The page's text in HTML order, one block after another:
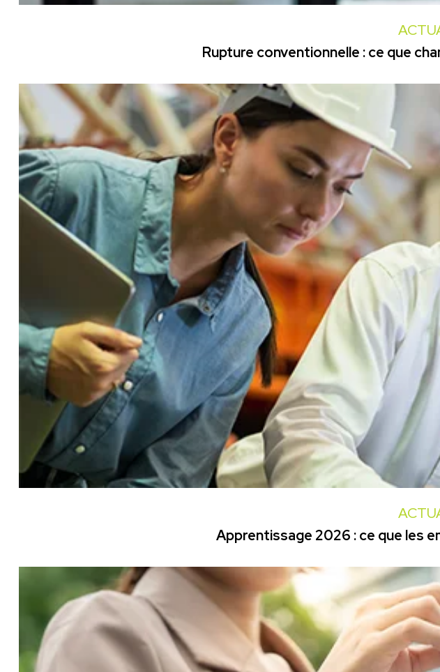
Rupture conventionnelle : ce que
Apprentissage 2026 : ce que les